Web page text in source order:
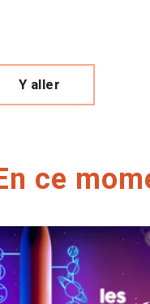
Y aller
ce